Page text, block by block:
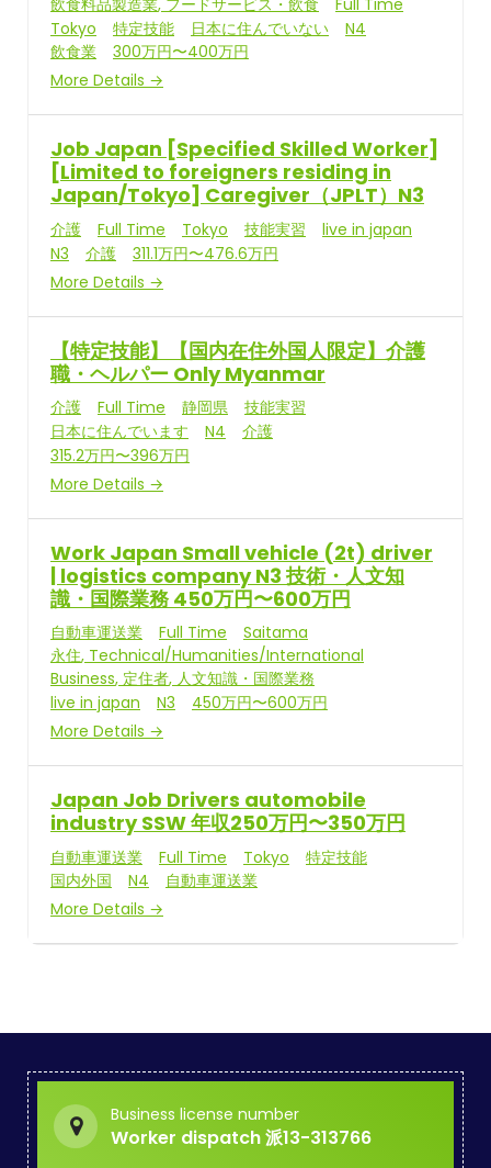
飲食料品製造業 フードサービス・飲食
Full Time
Tokyo
特定技能 日本に住んでいない
N4
飲食業
300万円〜400万円
More Details
Job Japan [Specified Skilled Worker]
[Limited to foreigners residing in
Japan/Tokyo] Caregiver（JPLT）N3
介護 Full Time Tokyo 技能実習
live in japan
N3
介護
311.1万円〜476.6万円
More Details
【特定技能】【国内在住外国人限定】介護
職・ヘルパー Only Myanmar
介護 Full Time 静岡県
技能実習
日本に住んでいます
N4
介護
315.2万円〜396万円
More Details
Work Japan Small vehicle (2t) driver
| logistics company N3 技術・人文知
識・国際業務 450万円〜600万円
自動車運送業 Full Time
Saitama
永住 Technical/Humanities/International
Business 定住者 人文知識・国際業務
live in japan
N3
450万円〜600万円
More Details
Japan Job Drivers automobile
industry SSW 年収250万円〜350万円
自動車運送業 Full Time Tokyo
特定技能
国内外国
N4
自動車運送業
More Details
Business license number
Worker dispatch 派13-313766